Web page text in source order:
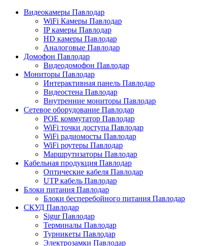
Видеокамеры Павлодар
WiFi Камеры Павлодар
IP камеры Павлодар
HD камеры Павлодар
Аналоговые Павлодар
Домофон Павлодар
Видеодомофон Павлодар
Мониторы Павлодар
Интерактивная панель Павлодар
Видеостена Павлодар
Внутренние мониторы Павлодар
Сетевое оборудование Павлодар
POE коммутатор Павлодар
WiFi точки доступа Павлодар
WiFi радиомосты Павлодар
WiFi роутеры Павлодар
Маршрутизаторы Павлодар
Кабельная продукция Павлодар
Оптические кабеля Павлодар
UTP кабель Павлодар
Блоки питания Павлодар
Блоки бесперебойного питания Павлодар
СКУД Павлодар
Sigur Павлодар
Терминалы Павлодар
Турникеты Павлодар
Электрозамки Павлодар